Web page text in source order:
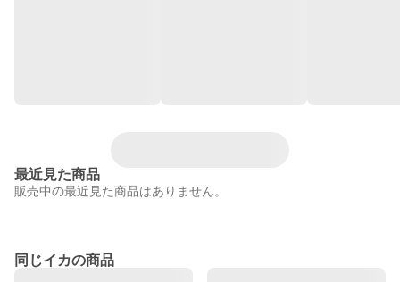
最近見た商品
販売中の最近見た商品はありません。
同じイカの商品